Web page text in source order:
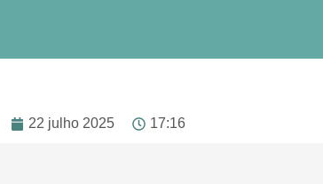
22 julho 2025 17:16